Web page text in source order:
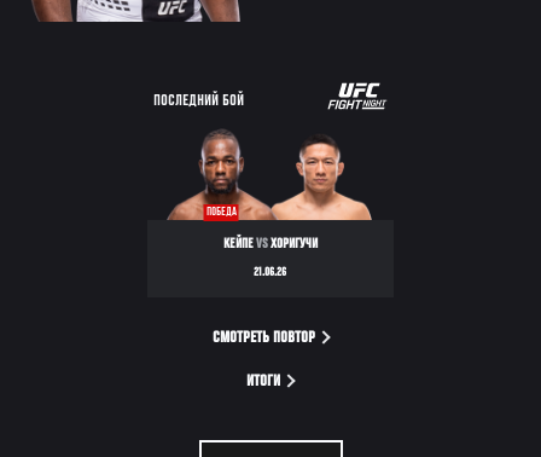
ПОСЛЕДНИЙ БОЙ
ПОБЕДА
КЕЙПЕVSХОРИГУЧИ
21.06.26
СМОТРЕТЬ ПОВТОР
ИТОГИ